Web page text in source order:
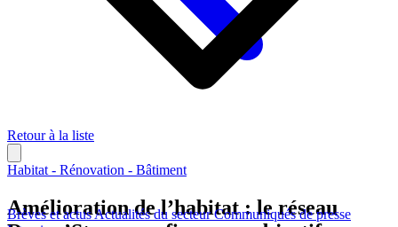
Brèves et actusActualités du secteurCommuniqués de presse
Retour à la liste
Habitat - Rénovation - Bâtiment
Amélioration de l’habitat : le réseau